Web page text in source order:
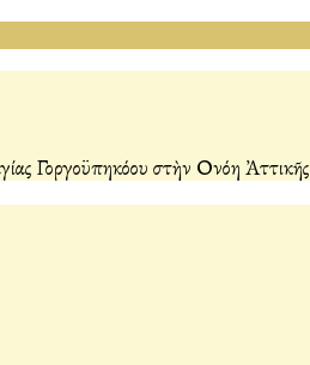
Γοργοϋπηκόου στὴν Οἰνόη Ἀττικῆς